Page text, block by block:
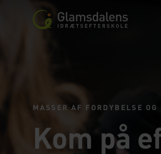
MASSER AF FORDYBELSE OG
Kom på